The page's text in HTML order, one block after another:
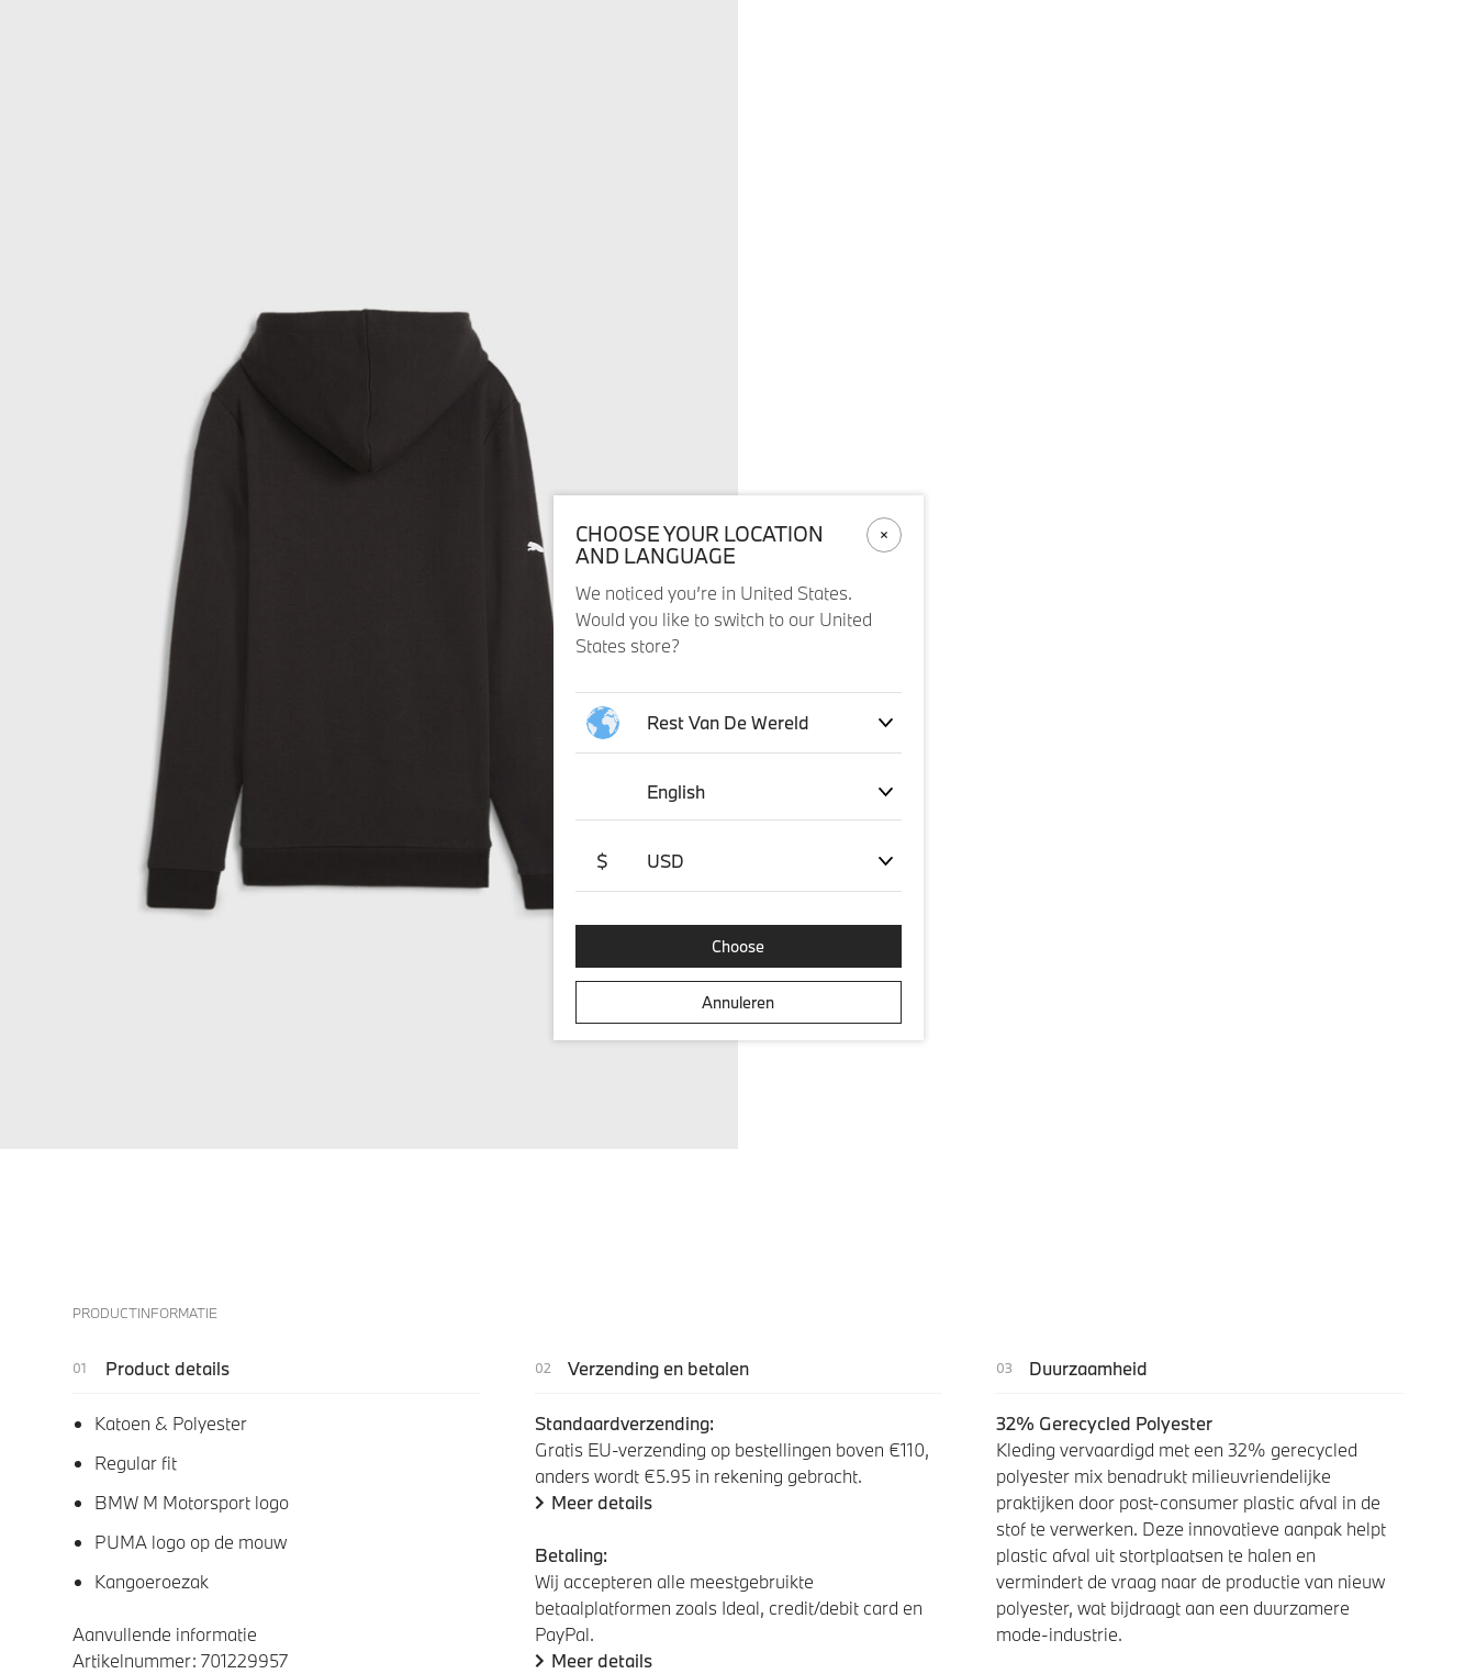
PRODUCTINFORMATIE
Product details
Katoen & Polyester
Regular fit
BMW M Motorsport logo
PUMA logo op de mouw
Kangoeroezak
Aanvullende informatie
Artikelnummer: 701229957
Verzending en betalen
Standaardverzending:
Gratis EU-verzending op bestellingen boven €110,
anders wordt €5.95 in rekening gebracht.
Meer details
Betaling:
Wij accepteren alle meestgebruikte
betaalplatformen zoals Ideal, credit/debit card en
PayPal.
Meer details
Duurzaamheid
32% Gerecycled Polyester
Kleding vervaardigd met een 32% gerecycled
polyester mix benadrukt milieuvriendelijke
praktijken door post-consumer plastic afval in de
stof te verwerken. Deze innovatieve aanpak helpt
plastic afval uit stortplaatsen te halen en
vermindert de vraag naar de productie van nieuw
polyester, wat bijdraagt aan een duurzamere
mode-industrie.
CHOOSE YOUR LOCATION
AND LANGUAGE
We noticed you’re in United States.
Would you like to switch to our United
States store?
Rest Van De Wereld
English
$ USD
Choose
Annuleren